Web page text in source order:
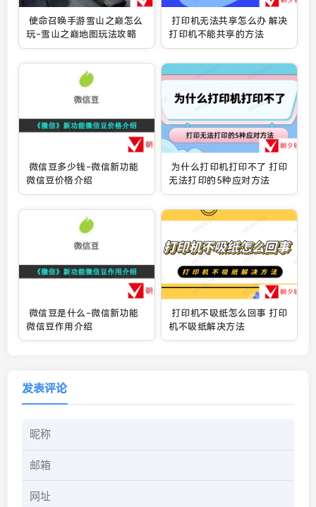
使命召唤手游雪山之巅怎么
玩-雪山之巅地图玩法攻略
打印机无法共享怎么办 解决
打印机不能共享的方法
微信豆多少钱-微信新功能
微信豆价格介绍
为什么打印机打印不了 打印
无法打印的5种应对方法
微信豆是什么-微信新功能
微信豆作用介绍
打印机不吸纸怎么回事 打印
机不吸纸解决方法
发表评论